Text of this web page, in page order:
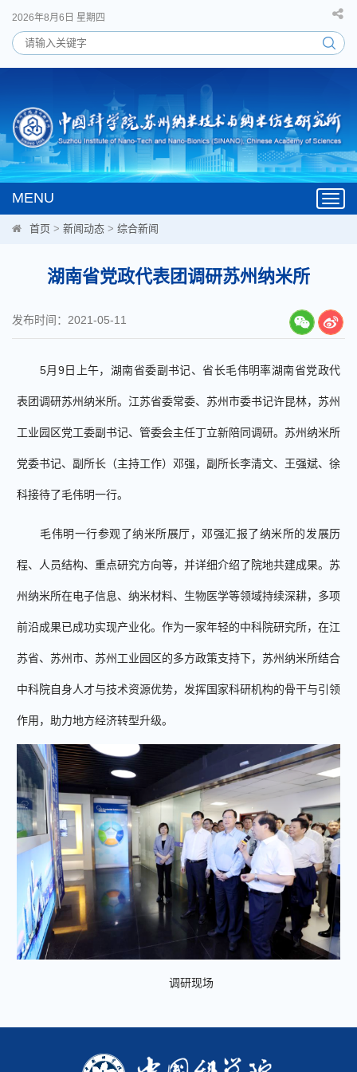
2026年8月6日 星期四
MENU
首页 > 新闻动态 > 综合新闻
湖南省党政代表团调研苏州纳米所
发布时间：2021-05-11
5月 9 日 上午，湖南省委副书记、省长毛伟明率湖南省党政代
表团调研苏州纳米所。 江苏省委常委、 苏州市委书记许昆林，苏州
工业园区党工委副书记、管委会主任丁立新陪同调研。苏州纳米所
党委书记、副所长（主持工作） 邓强， 副 所长李清文、 王强斌、 徐
科接待了毛伟明一行。
毛伟明一行参观了纳米所展厅，邓强汇报了纳米所的发展历
程、人员结构、重点研究方向等，并详细介绍了院地共建成果。 苏
州纳米所在电子信息、纳米材料、生物医学等领域持续深耕，多项
前沿成果已成功实现产业化。 作为一家年轻的中科院研究所，在江
苏省、苏州市、苏州工业园区的多方政策支持下，苏州纳米所结合
中科院自身人才与技术资源优势，发挥国家科研机构的骨干与引领
作用，助力地方经济转型升级。
调研现场